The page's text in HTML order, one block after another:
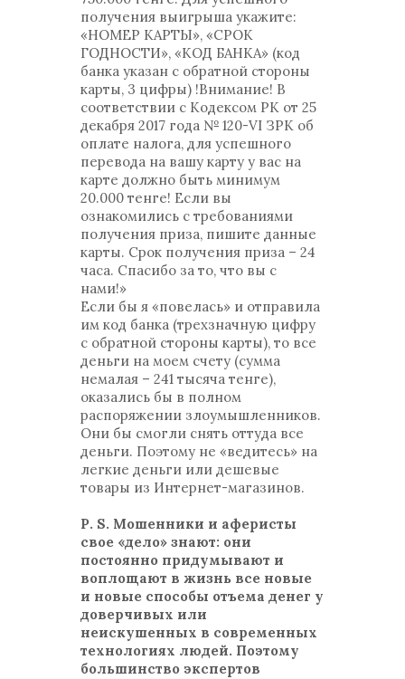
получения выигрыша укажите:
«НОМЕР КАРТЫ», «СРОК
ГОДНОСТИ», «КОД БАНКА» (код
банка указан с обратной стороны
карты, 3 цифры) !Внимание! В
соответствии с Кодексом РК от 25
декабря 2017 года № 120-VI ЗРК об
оплате налога, для успешного
перевода на вашу карту у вас на
карте должно быть минимум
20.000 тенге! Если вы
ознакомились с требованиями
получения приза, пишите данные
карты. Срок получения приза – 24
часа. Спасибо за то, что вы с
нами!»
Если бы я «повелась» и отправила
им код банка (трехзначную цифру
с обратной стороны карты), то все
деньги на моем счету (сумма
немалая – 241 тысяча тенге),
оказались бы в полном
распоряжении злоумышленников.
Они бы смогли снять оттуда все
деньги. Поэтому не «ведитесь» на
легкие деньги или дешевые
товары из Интернет-магазинов.
Р. S. Мошенники и аферисты
свое «дело» знают: они
постоянно придумывают и
воплощают в жизнь все новые
и новые способы отъема денег у
доверчивых или
неискушенных в современных
технологиях людей. Поэтому
большинство экспертов